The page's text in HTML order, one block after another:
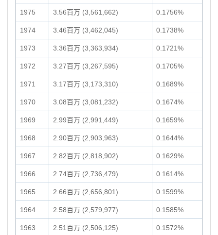
1975 3.56百万 (3,561,662) 0.1756%
1974 3.46百万 (3,462,045) 0.1738%
1973 3.36百万 (3,363,934) 0.1721%
1972 3.27百万 (3,267,595) 0.1705%
1971 3.17百万 (3,173,310) 0.1689%
1970 3.08百万 (3,081,232) 0.1674%
1969 2.99百万 (2,991,449) 0.1659%
1968 2.90百万 (2,903,963) 0.1644%
1967 2.82百万 (2,818,902) 0.1629%
1966 2.74百万 (2,736,479) 0.1614%
1965 2.66百万 (2,656,801) 0.1599%
1964 2.58百万 (2,579,977) 0.1585%
1963 2.51百万 (2,506,125) 0.1572%